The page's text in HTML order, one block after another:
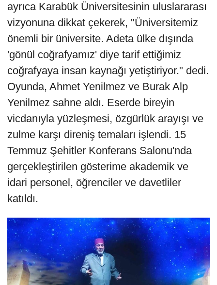
ayrıca Karabük Üniversitesinin uluslararası
vizyonuna dikkat çekerek, "Üniversitemiz
önemli bir üniversite. Adeta ülke dışında
'gönül coğrafyamız' diye tarif ettiğimiz
coğrafyaya insan kaynağı yetiştiriyor." dedi.
Oyunda, Ahmet Yenilmez ve Burak Alp
Yenilmez sahne aldı. Eserde bireyin
vicdanıyla yüzleşmesi, özgürlük arayışı ve
zulme karşı direniş temaları işlendi. 15
Temmuz Şehitler Konferans Salonu'nda
gerçekleştirilen gösterime akademik ve
idari personel, öğrenciler ve davetliler
katıldı.